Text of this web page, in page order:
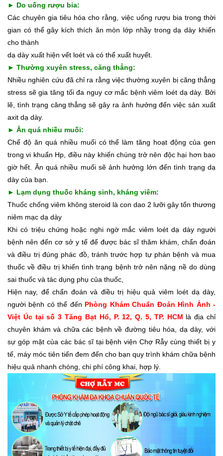
► Do uống rượu bia:
Các chuyên gia tiêu hóa cho rằng, việc uống rượu bia trong thời
gian có thể gây kích thích ăn mòn lớp nhầy trong dạ dày khiến
cho thành
dạ dày xuất hiện vết loét và có thể xuất huyết.
► Thường xuyên stress, căng thẳng:
Nhiều nghiên cứu đã chỉ ra rằng việc thường xuyên bị căng thẳng
stress sẽ gia tăng tối đa nguy cơ mắc bệnh viêm loét dạ dày. Bởi
lẽ, tình trạng căng thẳng sẽ gây ra ảnh hưởng đến việc sản xuất
axit dạ dày.
► Ăn quá nhiều muối:
Chế độ ăn quá nhiều muối có thể làm tăng hoạt động của gen
trong vi khuẩn Hp, điều này khiến chúng trở nên độc hại hơn bao
giờ hết. Ăn quá nhiều muối sẽ ảnh hưởng lớn đến tình trạng dạ
dày của bạn.
► Lạm dụng thuốc kháng sinh, kháng viêm:
Thuốc chống viêm không steroid là con dao 2 lưỡi gây tổn thương
niêm mạc dạ dày
Khi có triệu chứng hoặc nghi ngờ mắc viêm loét dạ dày người
bệnh nên đến cơ sở y tế để được bác sĩ thăm khám, chẩn đoán
và điều trị đúng phác đồ, tránh trước hợp tự phán bệnh và mua
thuốc về điều trị khiến tình trạng bệnh trở nên nặng nề do dùng
sai thuốc và tác dụng phụ của thuốc,
Hiện nay, để chẩn đoán và điều trị hiệu quả viêm loét dạ dày,
người bệnh có thể đến Phòng Khám Chuẩn Đoán Hình Ảnh -
Việt Úc tại số 3 Tăng Bạt Hổ, P. 12, Q. 5, TP. HCM là địa chỉ
chuyên khám và chữa các bệnh về đường tiêu hóa, dạ dày, với
sự góp mặt của các bác sĩ tại bệnh viện Chợ Rẫy cùng thiết bị y
tế, máy móc tiên tiến đem đến cho bạn quy trình khám chữa bệnh
hiệu quả nhanh chóng, chi phí công khai, hợp lý.